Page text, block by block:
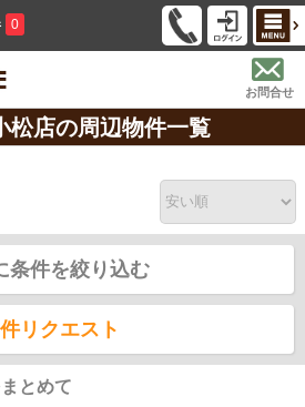
0
お問合せ
店の周辺物件一覧
条件を絞り込む
リクエスト
とめて